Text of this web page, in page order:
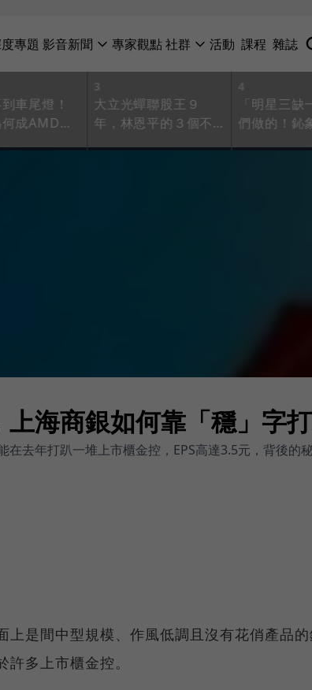
專題 影音新聞 專家觀點社群 活動 課程 雜誌
車尾燈！
成AMD超
3
大立光蟬聯股王９
年，林恩平的３個不
4
「明星三
們做的！鈊
海商銀如何靠「穩」字
在去年打趴一堆上市櫃金控，EPS高達3.5元，背後的
上是間中型規模、作風低調且沒有花俏產品
多上市櫃金控。